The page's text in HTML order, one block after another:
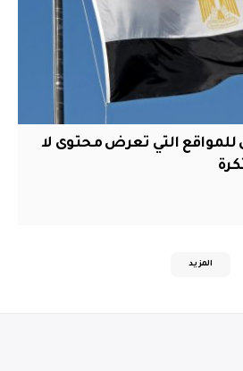
التي تعرض محتوى لا
المزيد